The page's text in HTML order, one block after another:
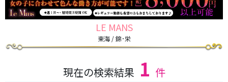
東海 / 錦･栄
LE MANS
現在の検索結果 1 件